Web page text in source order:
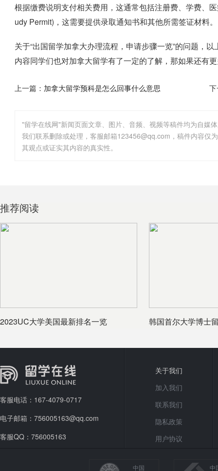
根据缴费说明支付相关费用，这通常包括注册费、学费、
udy Permit)，这需要提供录取通知书和其他所需签证材料‌。
关于“出国留学加拿大办理流程，申请步骤一览”的问题，
内容同学们也对加拿大留学有了一定的了解，那如果还有
上一篇： 加拿大留学预科是怎么回事什么意思
"留学在线网"新闻页面文章、图片、音频、视频等稿件均为自媒
其观点或证实其内容的真实性。
推荐阅读
2023UC大学美国最新排名一览
韩国首尔大学博士
客服电话：167-4079-0717
电子邮箱：756005163@qq.com
客服QQ：756005163
关于我们
加入我们
联系我们
隐私政策
用户协议
中国
中